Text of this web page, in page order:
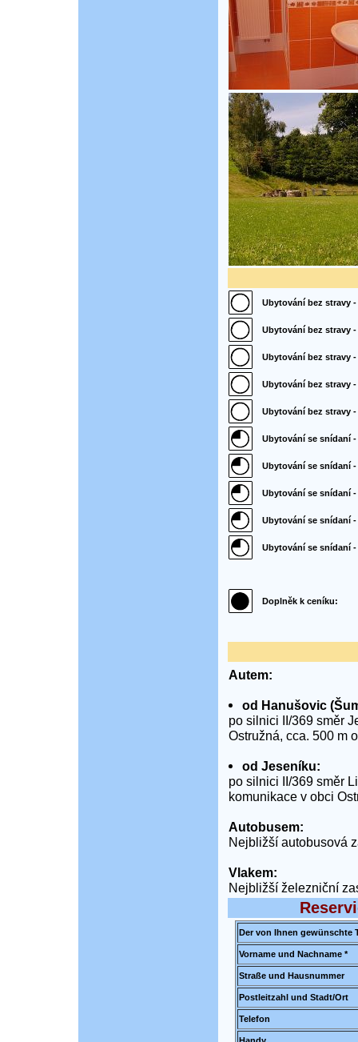
Ubytování bez stravy
Ubytování bez stravy -
Ubytování bez stravy
Ubytování bez stravy -
Ubytování bez stravy
Ubytování se snídaní
Ubytování se snídaní -
Ubytování se snídaní
Ubytování se snídaní -
Ubytování se snídaní
Doplněk k ceníku:
Autem:
od Hanušovic
po silnici II/369 směr
Ostružná, cca. 500 m
od Jeseníku:
po silnici II/369 směr
komunikace v obci
Autobusem:
Nejbližší autobusová
Vlakem:
Nejbližší železniční
Der von Ihnen gewünschte
Vorname und Nachname *
Straße und Hausnummer
Postleitzahl und Stadt/Ort
Telefon